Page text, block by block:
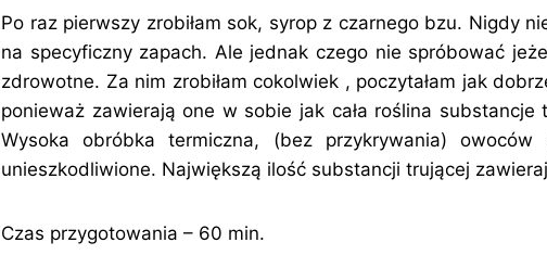
Po raz pierwszy zrobiłam sok, syrop z czarnego bzu. Nigdy
na specyficzny zapach. Ale jednak czego nie spróbować
zdrowotne. Za nim zrobiłam cokolwiek , poczytałam jak
ponieważ zawierają one w sobie jak cała roślina substancje
Wysoka obróbka termiczna, (bez przykrywania)
unieszkodliwione. Największą ilość substancji trującej
Czas przygotowania – 60 min.